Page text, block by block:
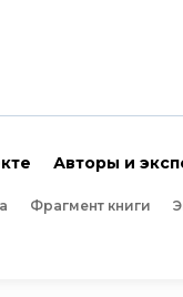
Авторы и
Фрагмент книги